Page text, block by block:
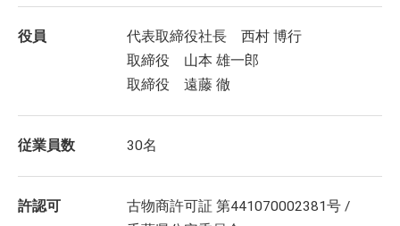
役員
代表取締役社長 西村 博行
取締役 山本 雄一郎
取締役 遠藤 徹
従業員数 30名
許認可
古物商許可証 第441070002381号 /